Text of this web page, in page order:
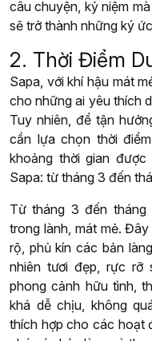
câu chuyện, kỷ niệm
sẽ trở thành những ký
2. Thời Điểm
Sapa, với khí hậu mát
cho những ai yêu thích
Tuy nhiên, để tận
cần lựa chọn thời
khoảng thời gian
Sapa: từ tháng 3 đến
Từ tháng 3 đến
trong lành, mát mẻ.
rộ, phủ kín các bản
nhiên tươi đẹp, rực rỡ
phong cảnh hữu tình,
khá dễ chịu, không
thích hợp cho các hoạt